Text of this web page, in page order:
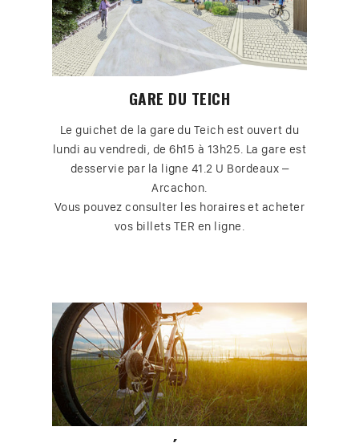
GARE DU TEICH
Le guichet de la gare du Teich est ouvert du
lundi au vendredi, de 6h15 à 13h25. La gare est
desservie par la ligne 41.2 U Bordeaux –
Arcachon.
Vous pouvez consulter les horaires et acheter
vos billets TER en ligne.